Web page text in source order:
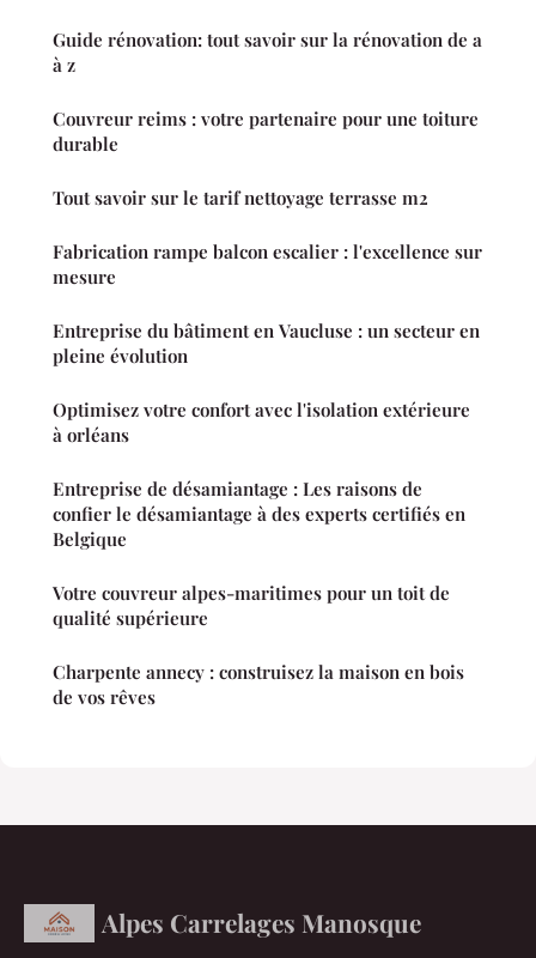
Guide rénovation: tout savoir sur la rénovation de a
à z
Couvreur reims : votre partenaire pour une toiture
durable
Tout savoir sur le tarif nettoyage terrasse m2
Fabrication rampe balcon escalier : l'excellence sur
mesure
Entreprise du bâtiment en Vaucluse : un secteur en
pleine évolution
Optimisez votre confort avec l'isolation extérieure
à orléans
Entreprise de désamiantage : Les raisons de
confier le désamiantage à des experts certifiés en
Belgique
Votre couvreur alpes-maritimes pour un toit de
qualité supérieure
Charpente annecy : construisez la maison en bois
de vos rêves
Alpes Carrelages Manosque